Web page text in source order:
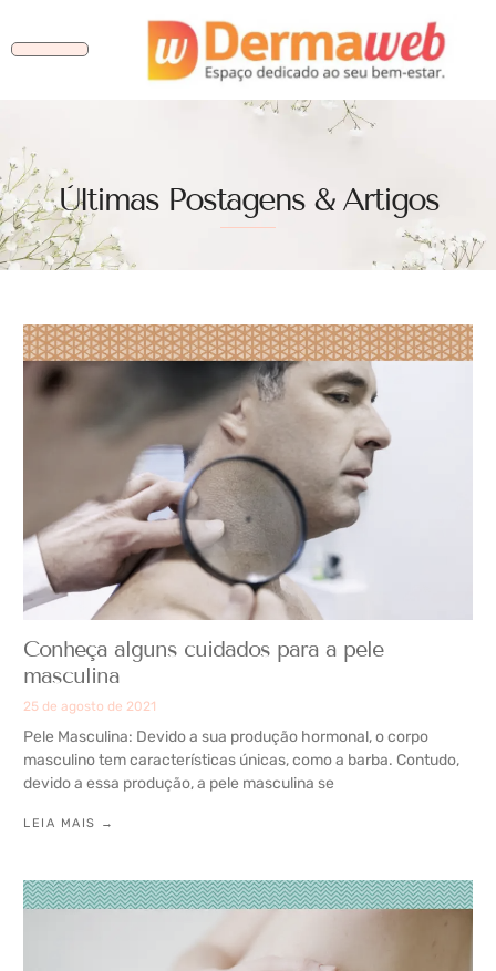
Ùltimas Postagens & Artigos
Conheça alguns cuidados para a pele
masculina
25 de agosto de 2021
Pele Masculina: Devido a sua produção hormonal, o corpo
masculino tem características únicas, como a barba. Contudo,
devido a essa produção, a pele masculina se
LEIA MAIS →